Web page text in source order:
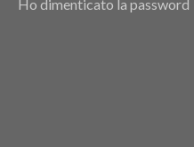
Ho dimenticato la password